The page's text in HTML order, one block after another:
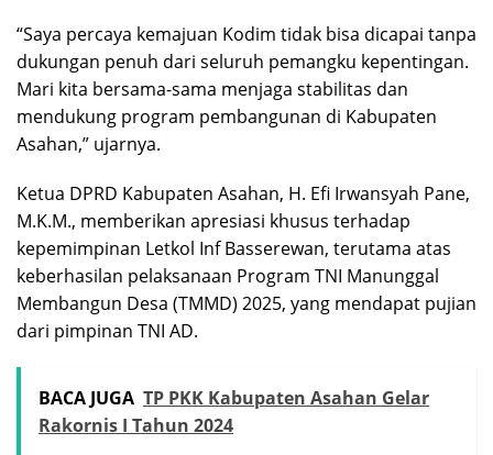
“Saya percaya kemajuan Kodim tidak bisa dicapai tanpa
dukungan penuh dari seluruh pemangku kepentingan.
Mari kita bersama-sama menjaga stabilitas dan
mendukung program pembangunan di Kabupaten
Asahan,” ujarnya.
Ketua DPRD Kabupaten Asahan, H. Efi Irwansyah Pane,
M.K.M., memberikan apresiasi khusus terhadap
kepemimpinan Letkol Inf Basserewan, terutama atas
keberhasilan pelaksanaan Program TNI Manunggal
Membangun Desa (TMMD) 2025, yang mendapat pujian
dari pimpinan TNI AD.
BACA JUGA TP PKK Kabupaten Asahan Gelar
Rakornis I Tahun 2024